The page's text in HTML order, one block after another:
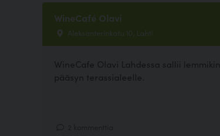
WineCafé Olavi
Aleksanterinkatu 10, Lahti
WineCafe Olavi Lahdessa sallii lemmikin
pääsyn terassialeelle.